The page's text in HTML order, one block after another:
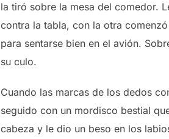
la tiró sobre la mesa del comedor.
contra la tabla, con la otra
para sentarse bien en el avión.
su culo.
Cuando las marcas de los dedos
seguido con un mordisco bestial
cabeza y le dio un beso en los